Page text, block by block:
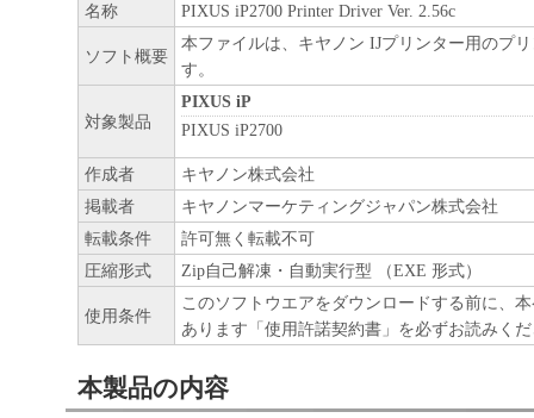
名称 PIXUS iP2700 Printer Driver Ver. 2.56c
ソフト概要
本ファイルは、キヤノン IJプリンター用のプ
す。
対象製品
PIXUS iP
PIXUS iP2700
作成者
キヤノン株式会社
掲載者
キヤノンマーケティングジャパン株式会社
転載条件
許可無く転載不可
圧縮形式
Zip自己解凍・自動実行型 （EXE 形式）
使用条件
このソフトウエアをダウンロードする前に、
あります「使用許諾契約書」を必ずお読みく
本製品の内容